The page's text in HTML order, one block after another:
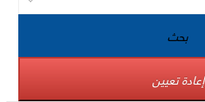
بحث
إعادة تعيين